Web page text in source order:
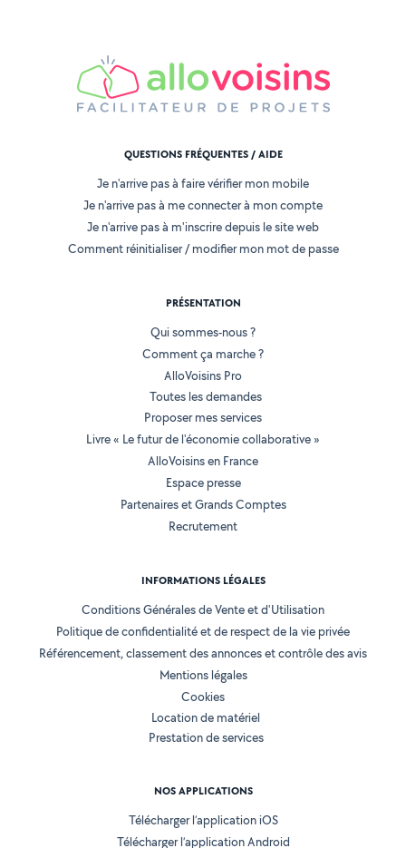
QUESTIONS FRÉQUENTES / AIDE
Je n'arrive pas à faire vérifier mon mobile
Je n'arrive pas à me connecter à mon compte
Je n'arrive pas à m'inscrire depuis le site web
Comment réinitialiser / modifier mon mot de passe
PRÉSENTATION
Qui sommes-nous ?
Comment ça marche ?
AlloVoisins Pro
Toutes les demandes
Proposer mes services
Livre « Le futur de l'économie collaborative »
AlloVoisins en France
Espace presse
Partenaires et Grands Comptes
Recrutement
INFORMATIONS LÉGALES
Conditions Générales de Vente et d'Utilisation
Politique de confidentialité et de respect de la vie privée
Référencement, classement des annonces et contrôle des avis
Mentions légales
Cookies
Location de matériel
Prestation de services
NOS APPLICATIONS
Télécharger l’application iOS
Télécharger l’application Android